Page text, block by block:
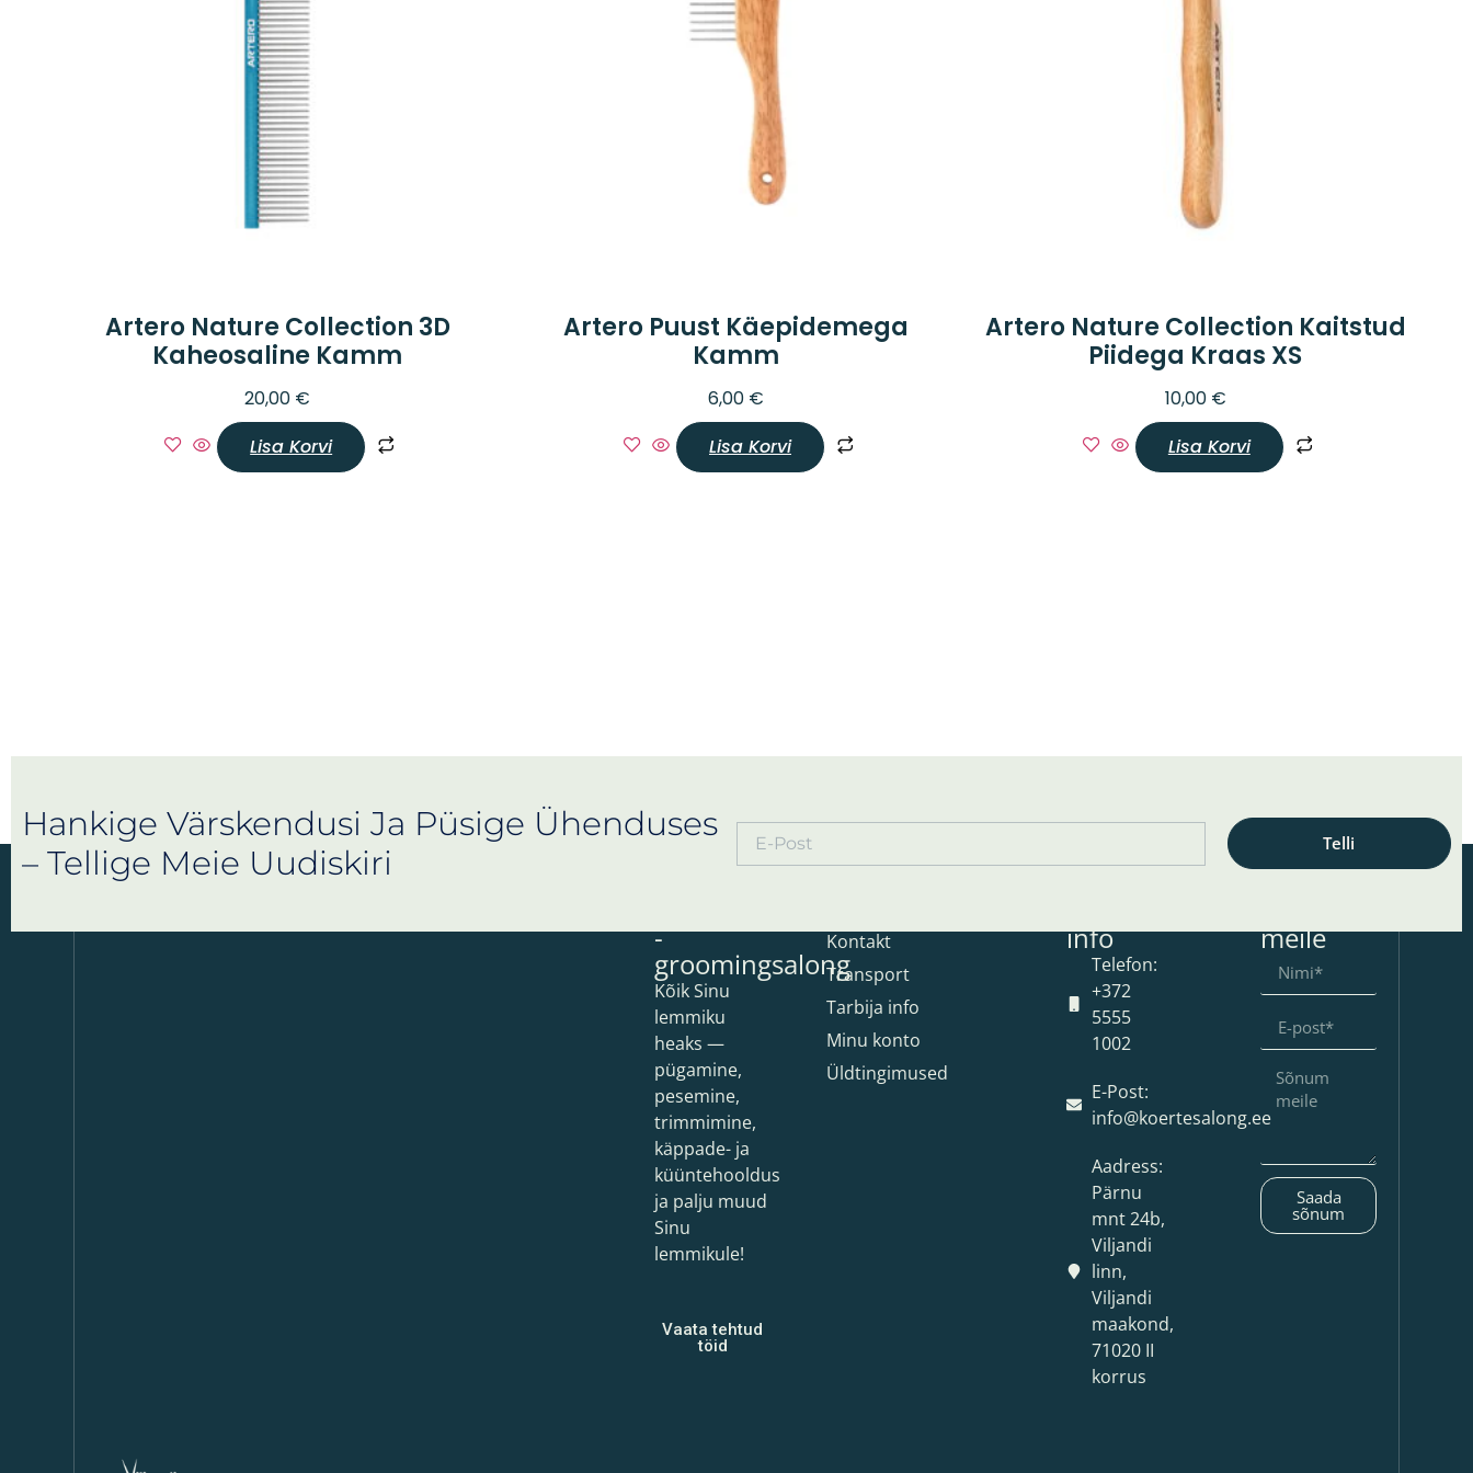
Artero Nature Collection 3D
Kaheosaline Kamm
20,00 €
Lisa Korvi
Artero Puust Käepidemega
Kamm
6,00 €
Lisa Korvi
Artero Nature Collection Kaitstud
Piidega Kraas XS
10,00 €
Lisa Korvi
Hankige Värskendusi Ja Püsige Ühenduses
– Tellige Meie Uudiskiri
Telli
-
groomingsalong
Kõik Sinu
lemmiku
heaks —
pügamine,
pesemine,
trimmimine,
käppade- ja
küüntehooldus
ja palju muud
Sinu
lemmikule!
Vaata tehtud
töid
Kontakt
Transport
Tarbija info
Minu konto
Üldtingimused
info
Telefon:
+372
5555
1002
E-Post:
info@koertesalong.ee
Aadress:
Pärnu
mnt 24b,
Viljandi
linn,
Viljandi
maakond,
71020 II
korrus
meile
Saada
sõnum